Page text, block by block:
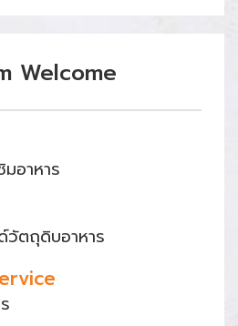
Welcome
อาหาร
วัตถุดิบอาหาร